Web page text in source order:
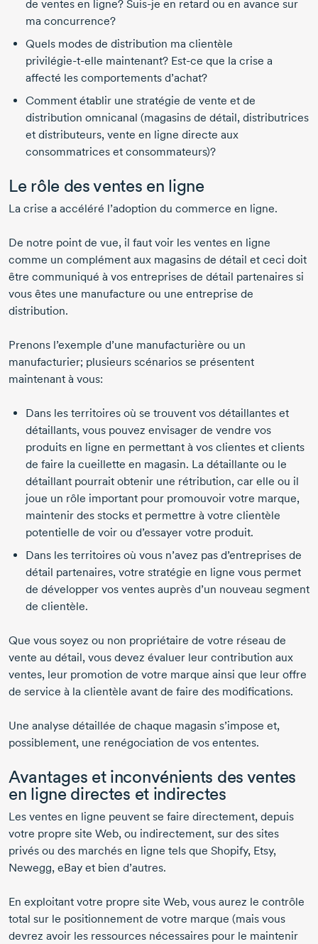
de ventes en ligne? Suis-je en retard ou en avance sur
ma concurrence?
Quels modes de distribution ma clientèle
privilégie-t-elle maintenant? Est-ce que la crise a
affecté les comportements d’achat?
Comment établir une stratégie de vente et de
distribution omnicanal (magasins de détail, distributrices
et distributeurs, vente en ligne directe aux
consommatrices et consommateurs)?
Le rôle des ventes en ligne
La crise a accéléré l’adoption du commerce en ligne.
De notre point de vue, il faut voir les ventes en ligne
comme un complément aux magasins de détail et ceci doit
être communiqué à vos entreprises de détail partenaires si
vous êtes une manufacture ou une entreprise de
distribution.
Prenons l’exemple d’une manufacturière ou un
manufacturier; plusieurs scénarios se présentent
maintenant à vous:
Dans les territoires où se trouvent vos détaillantes et
détaillants, vous pouvez envisager de vendre vos
produits en ligne en permettant à vos clientes et clients
de faire la cueillette en magasin. La détaillante ou le
détaillant pourrait obtenir une rétribution, car elle ou il
joue un rôle important pour promouvoir votre marque,
maintenir des stocks et permettre à votre clientèle
potentielle de voir ou d’essayer votre produit.
Dans les territoires où vous n’avez pas d’entreprises de
détail partenaires, votre stratégie en ligne vous permet
de développer vos ventes auprès d’un nouveau segment
de clientèle.
Que vous soyez ou non propriétaire de votre réseau de
vente au détail, vous devez évaluer leur contribution aux
ventes, leur promotion de votre marque ainsi que leur offre
de service à la clientèle avant de faire des modifications.
Une analyse détaillée de chaque magasin s’impose et,
possiblement, une renégociation de vos ententes.
Avantages et inconvénients des ventes
en ligne directes et indirectes
Les ventes en ligne peuvent se faire directement, depuis
votre propre site Web, ou indirectement, sur des sites
privés ou des marchés en ligne tels que Shopify, Etsy,
Newegg, eBay et bien d’autres.
En exploitant votre propre site Web, vous aurez le contrôle
total sur le positionnement de votre marque (mais vous
devrez avoir les ressources nécessaires pour le maintenir